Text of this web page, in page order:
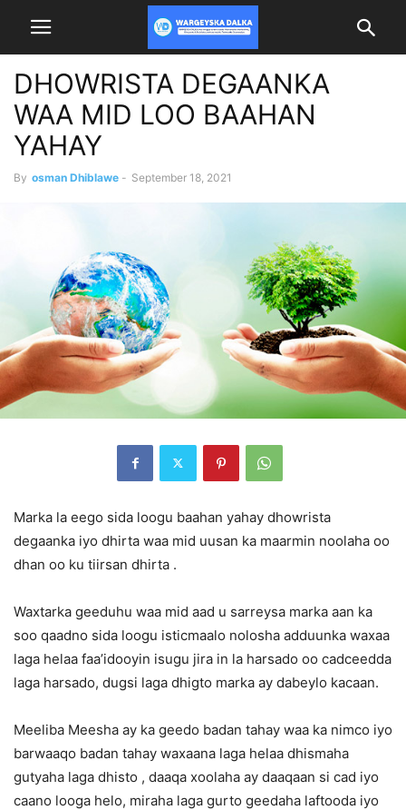
DHOWRISTA DEGAANKA
WAA MID LOO BAAHAN
YAHAY
By osman Dhiblawe - September 18, 2021
Marka la eego sida loogu baahan yahay dhowrista
degaanka iyo dhirta waa mid uusan ka maarmin noolaha oo
dhan oo ku tiirsan dhirta .
Waxtarka geeduhu waa mid aad u sarreysa marka aan ka
soo qaadno sida loogu isticmaalo nolosha adduunka waxaa
laga helaa faa’idooyin isugu jira in la harsado oo cadceedda
laga harsado, dugsi laga dhigto marka ay dabeylo kacaan.
Meeliba Meesha ay ka geedo badan tahay waa ka nimco iyo
barwaaqo badan tahay waxaana laga helaa dhismaha
gutyaha laga dhisto , daaqa xoolaha ay daaqaan si cad iyo
caano looga helo, miraha laga gurto geedaha laftooda iyo